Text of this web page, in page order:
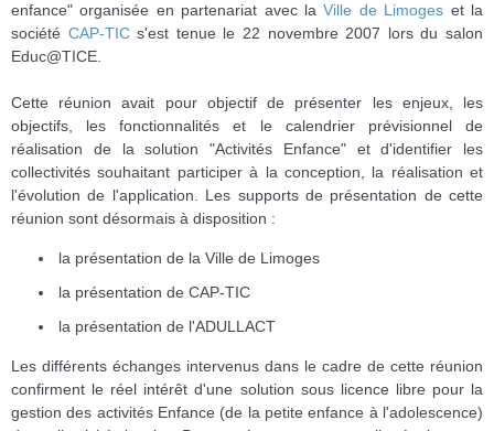
enfance" organisée en partenariat avec laVille de Limoges et la
société CAP-TICs'est tenue le 22 novembre 2007 lors du salon
Educ@TICE.
Cette réunion avait pour objectif de présenter les enjeux, les
objectifs, les fonctionnalités et le calendrier prévisionnel de
réalisation de la solution "Activités Enfance" et d'identifier les
collectivités souhaitant participer à la conception, la réalisation et
l'évolution de l'application. Les supports de présentation de cette
réunion sont désormais à disposition :
la présentation de la Ville de Limoges
la présentation de CAP-TIC
la présentation de l'ADULLACT
Les différents échanges intervenus dans le cadre de cette réunion
confirment le réel intérêt d'une solution sous licence libre pour la
gestion des activités Enfance (de la petite enfance à l'adolescence)